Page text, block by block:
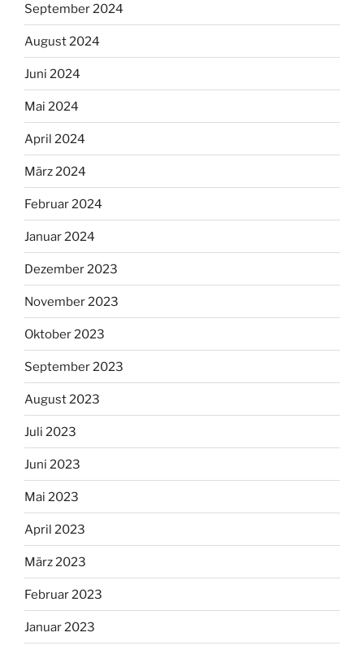
September 2024
August 2024
Juni 2024
Mai 2024
April 2024
März 2024
Februar 2024
Januar 2024
Dezember 2023
November 2023
Oktober 2023
September 2023
August 2023
Juli 2023
Juni 2023
Mai 2023
April 2023
März 2023
Februar 2023
Januar 2023